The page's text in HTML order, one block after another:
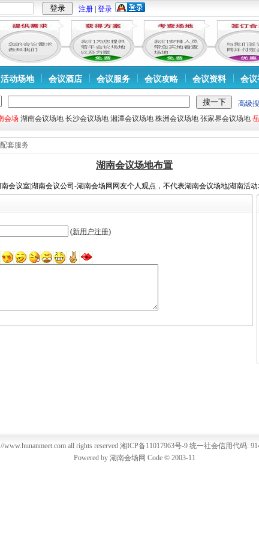
注册 登录
活动场地 会议酒店 会议服务 会议攻略 会议资料 会议
高级
会场 湖南会议场地 长沙会议场地 湘潭会议场地 株洲会议场地 张家界会议场地
套服务
湖南会议场地布置
会议室|湖南会议公司-湖南会场网网友个人观点，不代表湖南会议场地|湖南活
(新用户注册)
www.hunanmeet.com all rights reserved 湘ICP备11017963号-9 统一社会信用代码:
Powered by 湖南会场网 Code © 2003-11